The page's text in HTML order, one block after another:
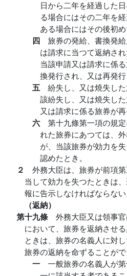
日から二年を経過した
る場合にはその二年を
ある場合にはその後初め
四 旅券の発給、書換発
は請求に当つて返納され
当該申請又は請求に係
換発行され、又は再発行
五 紛失し、又は燒失し
該紛失し、又は燒失し
又は請求に係る旅券が再
六 第十九條第一項の規
れた旅券にあつては、
が、当該旅券が効力を
認めたとき。
２ 外務大臣は、旅券が前項
当して効力を失つたときは
報に告示しなければならない
（返納）
第十九條 外務大臣又は領事
において、旅券を返納させ
ときは、旅券の名義人に対し
旅券の返納を命ずることがで
一 一般旅券の名義人が